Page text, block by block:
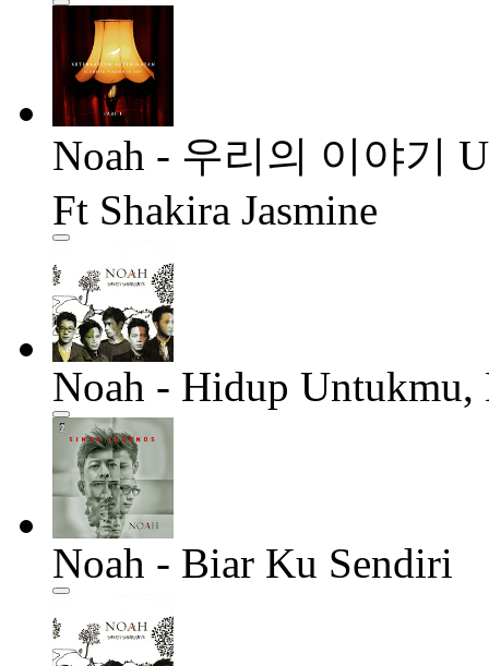
Noah - 우리의 이야기
Ft Shakira Jasmine
Noah - Hidup Untukmu,
Noah - Biar Ku Sendiri